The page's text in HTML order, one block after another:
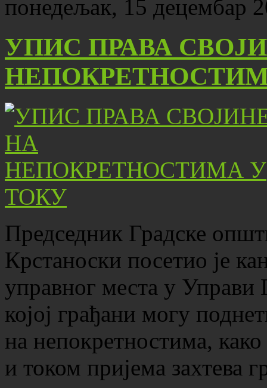
понедељак, 15 децембар
УПИС ПРАВА
Председник Градске
Крстаноски посетио је
управног места у Управи
којој грађани могу
на непокретностима,
и током пријема захтева